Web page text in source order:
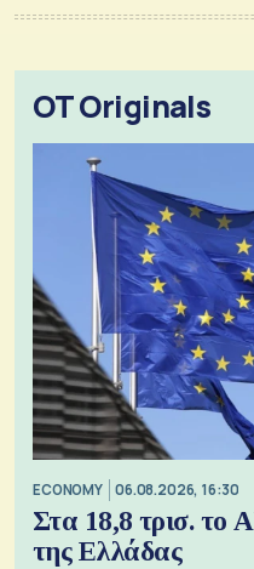
OT Originals
ECONOMY 06.08.2026, 16:30
Στα 18,8 τρισ. το
της Ελλάδας